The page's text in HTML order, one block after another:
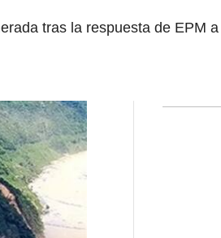
tras la respuesta de EPM